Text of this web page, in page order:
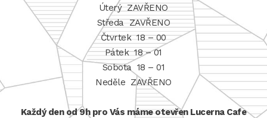
Úterý ZAVŘENO
Středa ZAVŘENO
Čtvrtek 18 – 00
Pátek 18 – 01
Sobota 18 – 01
Neděle ZAVŘENO
Každý den od 9h pro Vás máme otevřen Lucerna Cafe